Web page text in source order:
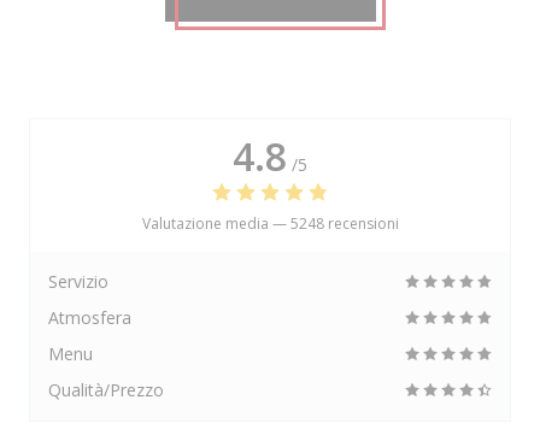
4.8 /5
Valutazione media —5248 recensioni
Servizio
Atmosfera
Menu
Qualità/Prezzo